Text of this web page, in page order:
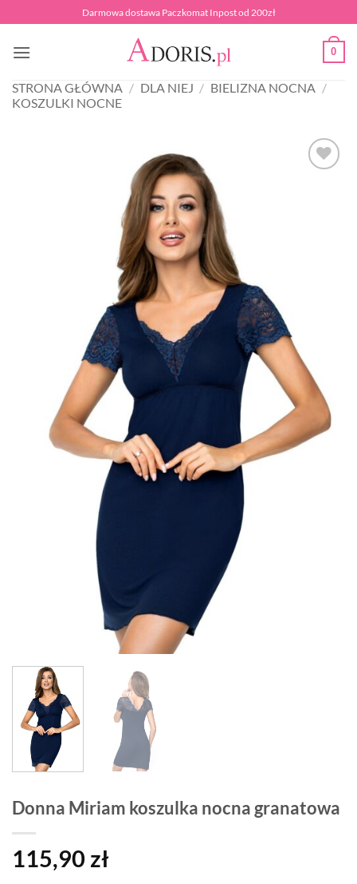
do
zawartości
Darmowa dostawa Paczkomat Inpost od 200zł
0
STRONA GŁÓWNA / DLA NIEJ / BIELIZNA NOCNA /
KOSZULKI NOCNE
Donna Miriam koszulka nocna granatowa
115,90 zł